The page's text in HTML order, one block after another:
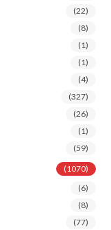
(22)
(8)
(1)
(1)
(4)
(327)
(26)
(1)
(59)
(1070)
(6)
(8)
(77)